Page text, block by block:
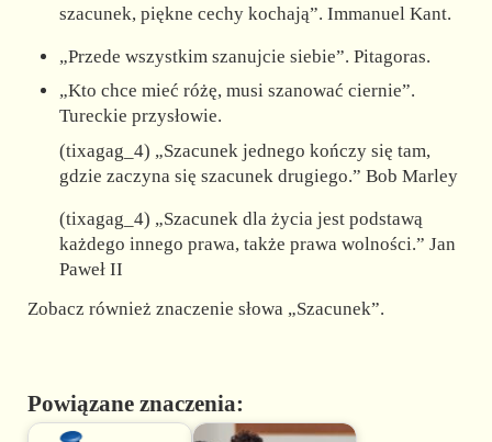
szacunek, piękne cechy kochają”. Immanuel Kant.
„Przede wszystkim szanujcie siebie”. Pitagoras.
„Kto chce mieć różę, musi szanować ciernie”.
Tureckie przysłowie.
(tixagag_4) „Szacunek jednego kończy się tam,
gdzie zaczyna się szacunek drugiego.” Bob Marley
(tixagag_4) „Szacunek dla życia jest podstawą
każdego innego prawa, także prawa wolności.” Jan
Paweł II
Zobacz również znaczenie słowa „Szacunek”.
Powiązane znaczenia: